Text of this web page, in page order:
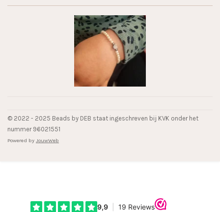
© 2022 - 2025 Beads by DEB staat ingeschreven bij KVK onder het
nummer 96021551
Powered by JouwWeb